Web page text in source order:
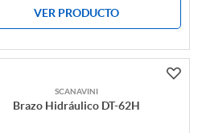
VER PRODUCTO
SCANAVINI
Brazo Hidráulico DT-62H